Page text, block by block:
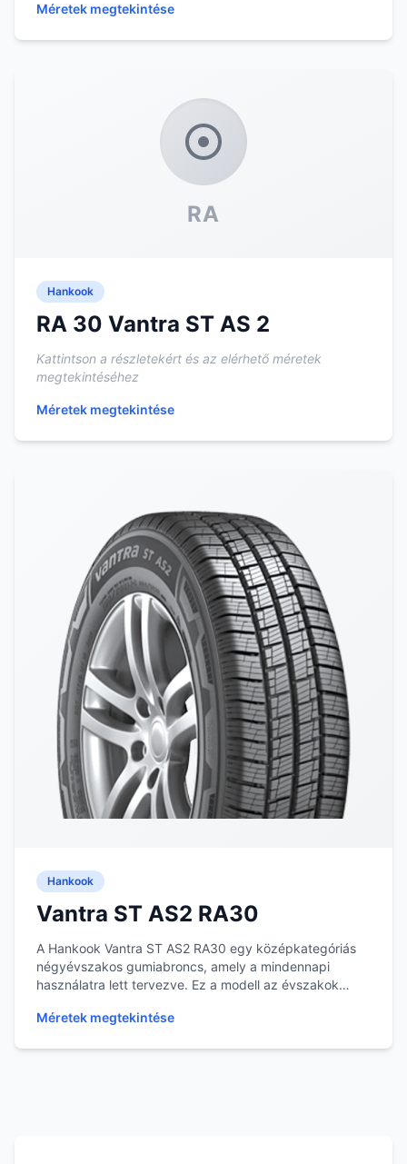
Méretek megtekintése
RA
Hankook
RA 30 Vantra ST AS 2
Kattintson a részletekért és az elérhető méretek
megtekintéséhez
Méretek megtekintése
Hankook
Vantra ST AS2 RA30
A Hankook Vantra ST AS2 RA30 egy középkategóriás
négyévszakos gumiabroncs, amely a mindennapi
használatra lett tervezve. Ez a modell az évszakok
Méretek megtekintése